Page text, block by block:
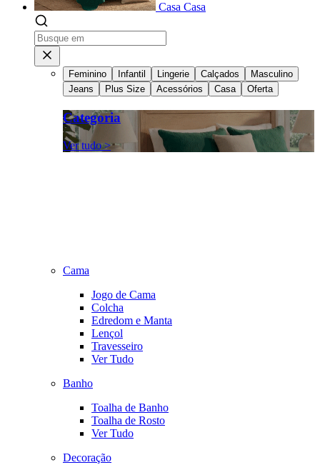
Casa Casa
Feminino Infantil Lingerie Calçados
Masculino
Jeans
Plus Size Acessórios Casa Oferta
Categoria
Ver tudo >
Cama
Jogo de Cama
Colcha
Edredom e Manta
Lençol
Travesseiro
Ver Tudo
Banho
Toalha de Banho
Toalha de Rosto
Ver Tudo
Decoração